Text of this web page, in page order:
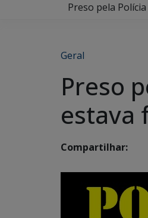
Preso pela
Geral
Preso
estava
Compartilhar: